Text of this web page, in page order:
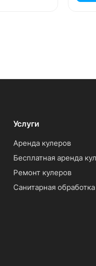
Услуги
Аренда кулеров
Бесплатная аренда
Ремонт кулеров
Санитарная обработка